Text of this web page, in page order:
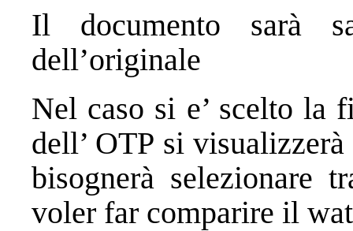
Il documento sarà
dell’originale
Nel caso si e’ scelto la
dell’ OTP si
bisognerà selezionare
voler far comparire il